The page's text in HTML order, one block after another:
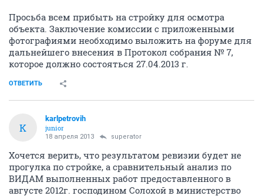
Просьба всем прибыть на стройку для осмотра
объекта. Заключение комиссии с приложенными
фотографиями необходимо выложить на форуме для
дальнейшего внесения в Протокол собрания № 7,
которое должно состояться 27.04.2013 г.
ОТВЕТИТЬ
K
karlpetrovih
junior
18 апреля 2013 superator
Хочется верить, что результатом ревизии будет не
прогулка по стройке, а сравнительный анализ по
ВИДАМ выполненных работ предоставленного в
августе 2012г. господином Солохой в министерство